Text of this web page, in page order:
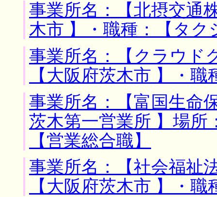
事業所名：【北摂交通
木市 】・職種：【タク
事業所名：【クラウ
【大阪府茨木市 】・
事業所名：【富国生
茨木第一営業所 】場所
【営業総合職】
事業所名：【社会福祉
【大阪府茨木市 】・